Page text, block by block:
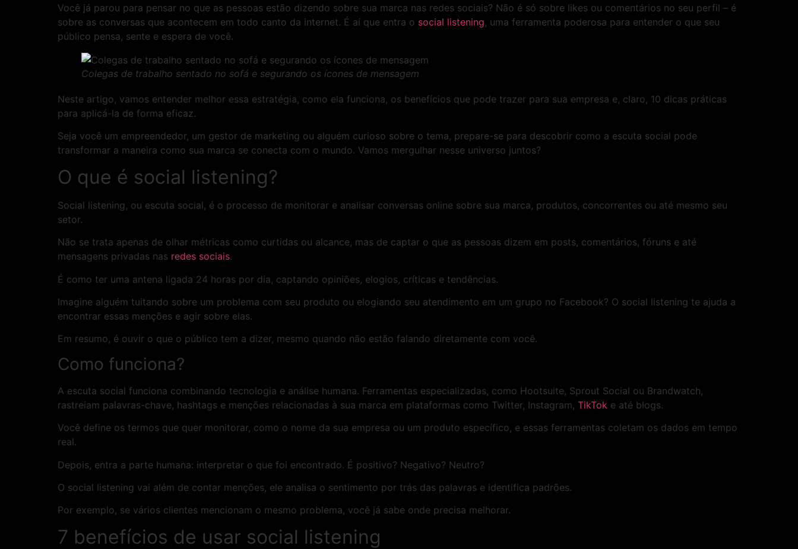
Você já parou para pensar no que as pessoas estão dizendo sobre sua marca nas redes sociais? Não é só sobre likes ou comentários no seu perfil – é
sobre as conversas que acontecem em todo canto da internet. É aí que entra o social listening, uma ferramenta poderosa para entender o que seu
público pensa, sente e espera de você.
Colegas de trabalho sentado no sofá e segurando os ícones de mensagem
Neste artigo, vamos entender melhor essa estratégia, como ela funciona, os benefícios que pode trazer para sua empresa e, claro, 10 dicas práticas
para aplicá-la de forma eficaz.
Seja você um empreendedor, um gestor de marketing ou alguém curioso sobre o tema, prepare-se para descobrir como a escuta social pode
transformar a maneira como sua marca se conecta com o mundo. Vamos mergulhar nesse universo juntos?
O que é social listening?
Social listening, ou escuta social, é o processo de monitorar e analisar conversas online sobre sua marca, produtos, concorrentes ou até mesmo seu
setor.
Não se trata apenas de olhar métricas como curtidas ou alcance, mas de captar o que as pessoas dizem em posts, comentários, fóruns e até
mensagens privadas nas redes sociais.
É como ter uma antena ligada 24 horas por dia, captando opiniões, elogios, críticas e tendências.
Imagine alguém tuitando sobre um problema com seu produto ou elogiando seu atendimento em um grupo no Facebook? O social listening te ajuda a
encontrar essas menções e agir sobre elas.
Em resumo, é ouvir o que o público tem a dizer, mesmo quando não estão falando diretamente com você.
Como funciona?
A escuta social funciona combinando tecnologia e análise humana. Ferramentas especializadas, como Hootsuite, Sprout Social ou Brandwatch,
rastreiam palavras-chave, hashtags e menções relacionadas à sua marca em plataformas como Twitter, Instagram, TikTok e até blogs.
Você define os termos que quer monitorar, como o nome da sua empresa ou um produto específico, e essas ferramentas coletam os dados em tempo
real.
Depois, entra a parte humana: interpretar o que foi encontrado. É positivo? Negativo? Neutro?
O social listening vai além de contar menções, ele analisa o sentimento por trás das palavras e identifica padrões.
Por exemplo, se vários clientes mencionam o mesmo problema, você já sabe onde precisa melhorar.
7 benefícios de usar social listening